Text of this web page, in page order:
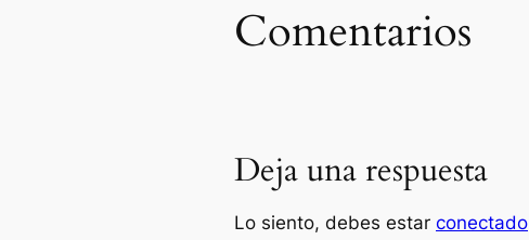
Comentarios
Deja una respuesta
Lo siento, debes estar conectado